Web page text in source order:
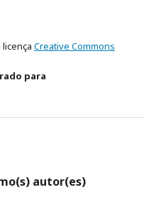
Creative Commons
para
autor(es)